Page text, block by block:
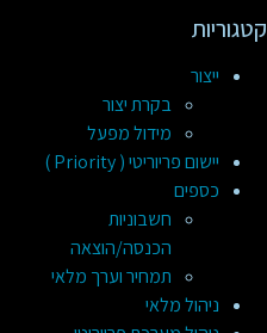
קטגוריות
ייצור
בקרת יצור
מידול מפעל
יישום פריוריטי ( Priority )
כספים
חשבוניות
הכנסה/הוצאה
תמחיר וערך מלאי
ניהול מלאי